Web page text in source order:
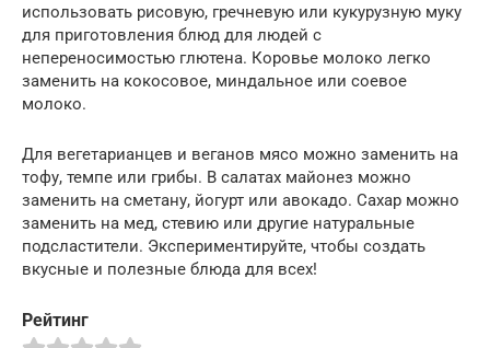
использовать рисовую, гречневую или кукурузную муку
для приготовления блюд для людей с
непереносимостью глютена. Коровье молоко легко
заменить на кокосовое, миндальное или соевое
молоко.
Для вегетарианцев и веганов мясо можно заменить на
тофу, темпе или грибы. В салатах майонез можно
заменить на сметану, йогурт или авокадо. Сахар можно
заменить на мед, стевию или другие натуральные
подсластители. Экспериментируйте, чтобы создать
вкусные и полезные блюда для всех!
Рейтинг